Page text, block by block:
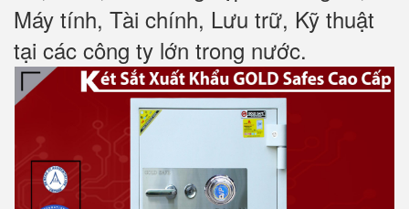
Máy tính, Tài chính, Lưu trữ, Kỹ thuật
tại các công ty lớn trong nước.